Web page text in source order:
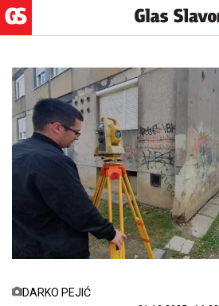
DARKO PEJIĆ